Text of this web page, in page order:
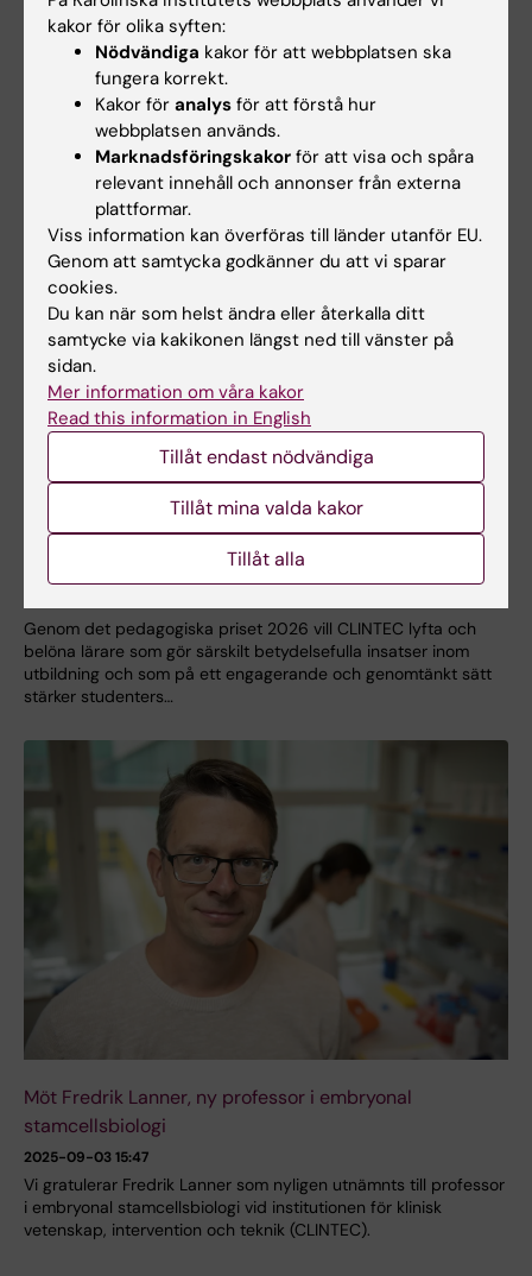
Information från prefektkansliet inför sommaren 2026
2026-05-27 15:11
För medarbetare på institutionen för klinisk vetenskap,
intervention och teknik - CLINTEC under semesterperioden
CLINTEC utlyser pedagogiskt pris 2026
Genom det pedagogiska priset 2026 vill CLINTEC lyfta och
belöna lärare som gör särskilt betydelsefulla insatser inom
utbildning och som på ett engagerande och genomtänkt sätt
stärker studenters…
Möt Fredrik Lanner, ny professor i embryonal
stamcellsbiologi
2025-09-03 15:47
Vi gratulerar Fredrik Lanner som nyligen utnämnts till professor
i embryonal stamcellsbiologi vid institutionen för klinisk
vetenskap, intervention och teknik (CLINTEC).
kakor för olika syften:
Nödvändiga kakor för att webbplatsen ska
fungera korrekt.
Kakor för analys för att förstå hur
webbplatsen används.
Marknadsföringskakor för att visa och spåra
relevant innehåll och annonser från externa
plattformar.
Viss information kan överföras till länder utanför EU.
Genom att samtycka godkänner du att vi sparar
cookies.
Du kan när som helst ändra eller återkalla ditt
samtycke via kakikonen längst ned till vänster på
sidan.
Mer information om våra kakor
Read this information in English
Tillåt endast nödvändiga
Tillåt mina valda kakor
Tillåt alla